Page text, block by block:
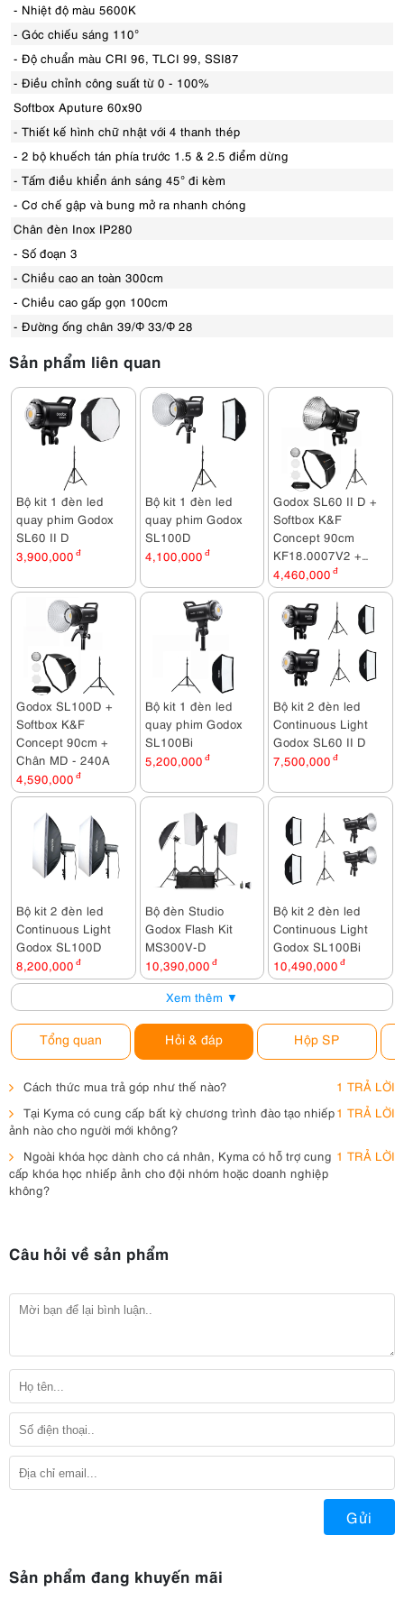
- Nhiệt độ màu 5600K
- Góc chiếu sáng 110°
- Độ chuẩn màu CRI 96, TLCI 99, SSI87
- Điều chỉnh công suất từ 0 - 100%
Softbox Aputure 60x90
- Thiết kế hình chữ nhật với 4 thanh thép
- 2 bộ khuếch tán phía trước 1.5 & 2.5 điểm dừng
- Tấm điều khiển ánh sáng 45° đi kèm
- Cơ chế gập và bung mở ra nhanh chóng
Chân đèn Inox IP280
- Số đoạn 3
- Chiều cao an toàn 300cm
- Chiều cao gấp gọn 100cm
- Đường ống chân 39/Φ 33/Φ 28
Sản phẩm liên quan
Bộ kit 1 đèn led
quay phim Godox
SL60 II D
3,900,000 đ
Bộ kit 1 đèn led
quay phim Godox
SL100D
4,100,000 đ
Godox SL60 II D +
Softbox K&F
Concept 90cm
KF18.0007V2 +
Chân MD - 240A
4,460,000 đ
Godox SL100D +
Softbox K&F
Concept 90cm +
Chân MD - 240A
4,590,000 đ
Bộ kit 1 đèn led
quay phim Godox
SL100Bi
5,200,000 đ
Bộ kit 2 đèn led
Continuous Light
Godox SL60 II D
7,500,000 đ
Bộ kit 2 đèn led
Continuous Light
Godox SL100D
8,200,000 đ
Bộ đèn Studio
Godox Flash Kit
MS300V-D
10,390,000 đ
Bộ kit 2 đèn led
Continuous Light
Godox SL100Bi
10,490,000 đ
Xem thêm ▼
Tổng quan Hỏi & đáp Hộp SP
Cách thức mua trả góp như thế nào?
1 TRẢ LỜI
Tại Kyma có cung cấp bất kỳ chương trình đào tạo nhiếp
ảnh nào cho người mới không?
1 TRẢ LỜI
Ngoài khóa học dành cho cá nhân, Kyma có hỗ trợ cung
cấp khóa học nhiếp ảnh cho đội nhóm hoặc doanh nghiệp
không?
1 TRẢ LỜI
Câu hỏi về sản phẩm
Gửi
Sản phẩm đang khuyến mãi